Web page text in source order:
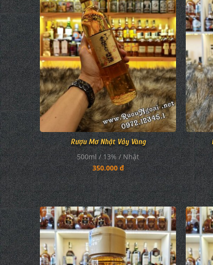
Rượu Mơ Nhật Vảy Vàng
500ml / 13% / Nhật
350.000 đ